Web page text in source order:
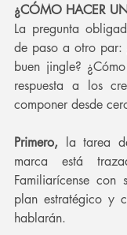
¿CÓMO HACER
La pregunta
de paso a otro par:
buen jingle?
respuesta a los
componer desde
Primero, la tarea
marca está
Familiarícense con
plan estratégico y
hablarán.